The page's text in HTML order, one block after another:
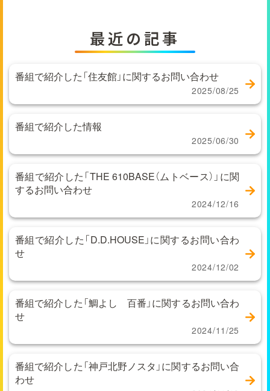
最近の記事
番組で紹介した「住友館」に関するお問い合わせ
2025/08/25
番組で紹介した情報
2025/06/30
番組で紹介した「THE 610BASE（ムトベース）」に関
するお問い合わせ
2024/12/16
番組で紹介した「D.D.HOUSE」に関するお問い合わ
せ
2024/12/02
番組で紹介した「鯛よし 百番」に関するお問い合わ
せ
2024/11/25
番組で紹介した「神戸北野ノスタ」に関するお問い合
わせ